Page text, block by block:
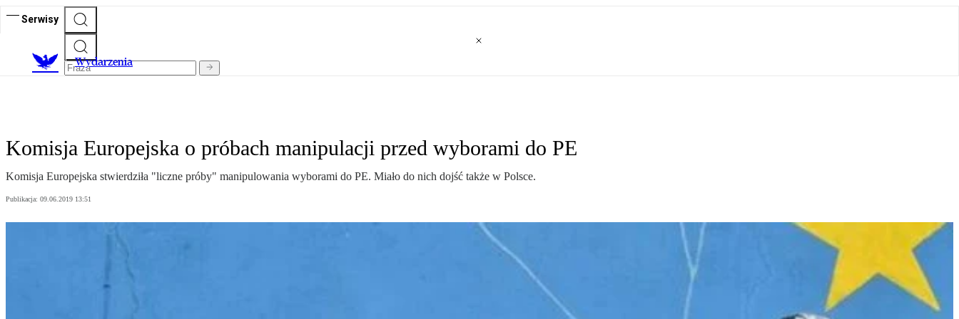
Serwisy
Wydarzenia
Komisja Europejska o próbach manipulacji przed wyborami do PE
Komisja Europejska stwierdziła "liczne próby" manipulowania wyborami do PE. Miało do nich dojść także w Polsce.
Publikacja: 09.06.2019 13:51